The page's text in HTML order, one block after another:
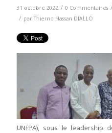
31 octobre 2022 / 0 Commentaires /
/ parThierno Hassan DIALLO
UNFPA), sous le leadership